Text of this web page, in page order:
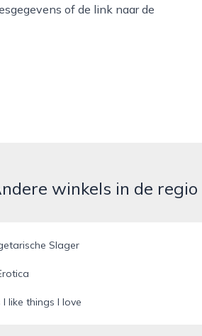
of de link naar de
winkels in de regio
Slager
I like things I love